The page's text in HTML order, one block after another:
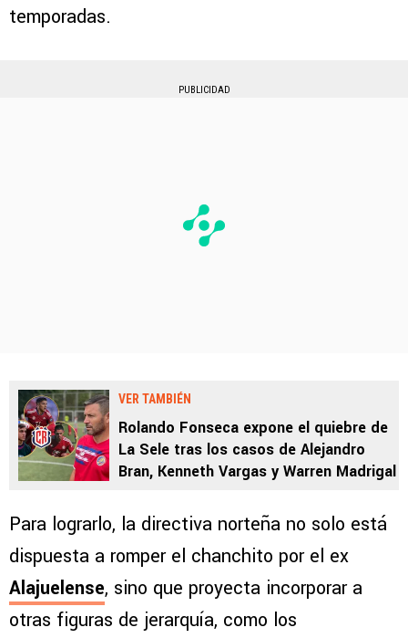
temporadas.
PUBLICIDAD
VER TAMBIÉN
Rolando Fonseca expone el quiebre de
La Sele tras los casos de Alejandro
Bran, Kenneth Vargas y Warren Madrigal
Para lograrlo, la directiva norteña no solo está
dispuesta a romper el chanchito por el ex
Alajuelense, sino que proyecta incorporar a
otras figuras de jerarquía, como los